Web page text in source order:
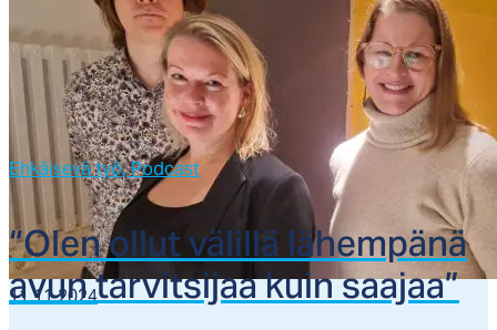
11.11.2024
Ehkäisevä työ,Podcast
“Olen ol­lut vä­lil­lä lä­hem­pä­nä
avun tar­vit­si­jaa kuin saa­jaa”